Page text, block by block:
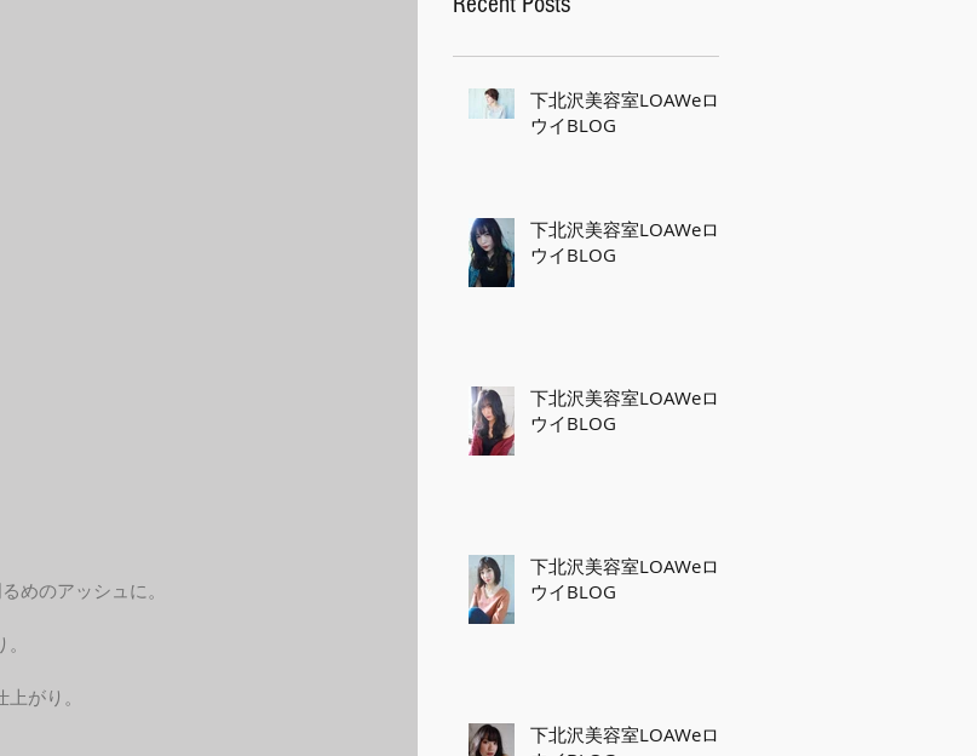
めのアッシュに。
がり。
下北沢美容室LOAWeロ
ウイBLOG
下北沢美容室LOAWeロ
ウイBLOG
下北沢美容室LOAWeロ
ウイBLOG
下北沢美容室LOAWeロ
ウイBLOG
下北沢美容室LOAWeロ